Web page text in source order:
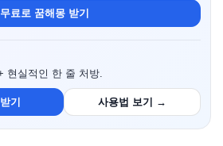
무료로 꿈해몽 받기
현실적인 한 줄 처방.
기 사용법 보기 →